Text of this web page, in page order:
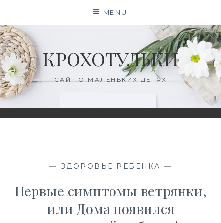
content
MENU
КРОХОТУЛЬКИ
САЙТ О МАЛЕНЬКИХ ДЕТЯХ
— ЗДОРОВЬЕ РЕБЕНКА —
Первые симптомы ветрянки,
или Дома появился